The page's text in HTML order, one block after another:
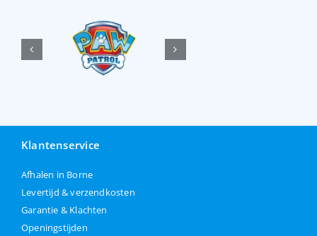
Klantenservice
Afhalen in Borne
Levertijd & verzendkosten
Garantie & Klachten
Openingstijden